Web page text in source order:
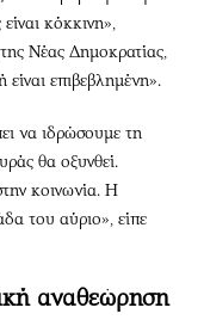
κόκκινη»,
Νέας Δημοκρατίας,
επιβεβλημένη».
να ιδρώσουμε τη
θα οξυνθεί.
κοινωνία. Η
του αύριο», είπε
αναθεώρηση